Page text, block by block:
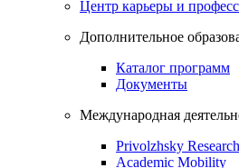
Центр карьеры и
Дополнительное
Каталог программ
Документы
Международная
Privolzhsky
Academic Mobility